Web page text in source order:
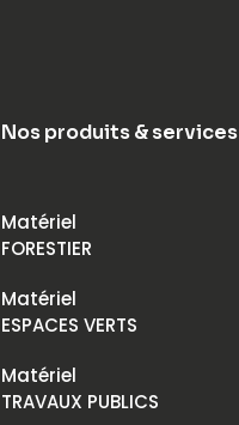
Nos produits & services
Matériel
FORESTIER
Matériel
ESPACES VERTS
Matériel
TRAVAUX PUBLICS